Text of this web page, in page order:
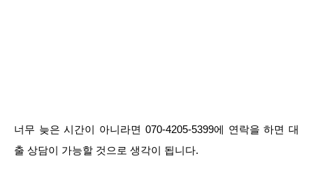
너무 늦은 시간이 아니라면 070-4205-5399에 연락을 하면 대
출 상담이 가능할 것으로 생각이 됩니다.